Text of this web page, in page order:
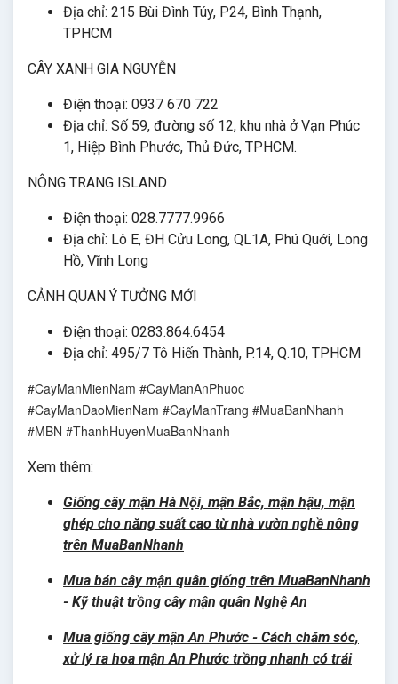
Địa chỉ: 215 Bùi Đình Túy, P24, Bình Thạnh,
TPHCM
CÂY XANH GIA NGUYỄN
Điện thoại: 0937 670 722
Địa chỉ: Số 59, đường số 12, khu nhà ở Vạn Phúc
1, Hiệp Bình Phước, Thủ Đức, TPHCM.
NÔNG TRANG ISLAND
Điện thoại: 028.7777.9966
Địa chỉ: Lô E, ĐH Cửu Long, QL1A, Phú Quới, Long
Hồ, Vĩnh Long
CẢNH QUAN Ý TƯỞNG MỚI
Điện thoại: 0283.864.6454
Địa chỉ: 495/7 Tô Hiến Thành, P.14, Q.10, TPHCM
#CayManMienNam #CayManAnPhuoc
#CayManDaoMienNam #CayManTrang #MuaBanNhanh
#MBN #ThanhHuyenMuaBanNhanh
Xem thêm:
Giống cây mận Hà Nội, mận Bắc, mận hậu, mận
ghép cho năng suất cao từ nhà vườn nghề nông
trên MuaBanNhanh
Mua bán cây mận quân giống trên MuaBanNhanh
- Kỹ thuật trồng cây mận quân Nghệ An
Mua giống cây mận An Phước - Cách chăm sóc,
xử lý ra hoa mận An Phước trồng nhanh có trái